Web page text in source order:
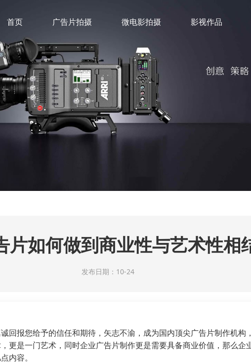
首页 广告片拍摄 微电影拍摄 影视作品
片如何做到商业性与艺术性相
发布日期：10-24
回报您给予的信任和期待，矢志不渝，成为国内顶尖广告片制作机构
更是一门艺术，同时企业广告片制作更是需要具备商业价值，那么企
内容。